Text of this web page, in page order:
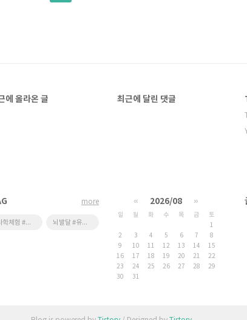
에 올라온 글 최근에 달린 댓글
과학체험 #어린이체험관 #우주체험 #스페이스X 뇌발달 #유튜브 #기기학습 #영유아스마트학습 #스마트학습단점
more « 2026/08 »
일 월 화 수 목 금
토
1
2
3 4 5 6 7
8
9
10 11 12 13 14
15
16
17 18 19 20 21
22
23
24 25 26 27 28
29
30
31